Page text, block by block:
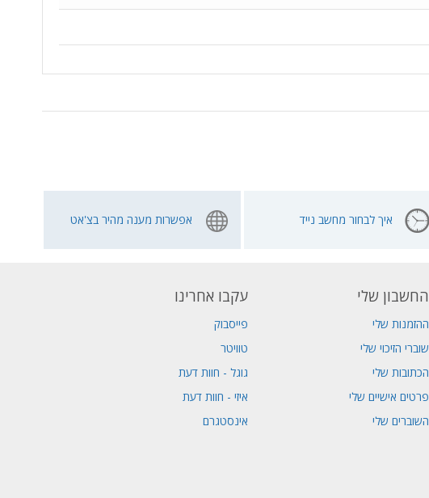
איך לבחור מחשב נייד אפשרות מענה מהיר בצ'אט
החשבון שלי
ההזמנות שלי
שוברי הזיכוי שלי
הכתובות שלי
פרטים אישיים שלי
השוברים שלי
עקבו אחרינו
פייסבוק
טוויטר
גוגל - חוות דעת
איזי - חוות דעת
אינסטגרם